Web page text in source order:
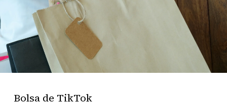
Bolsa de TikTok